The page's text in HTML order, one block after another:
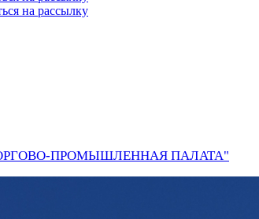
на рассылку
ПРОМЫШЛЕННАЯ ПАЛАТА"